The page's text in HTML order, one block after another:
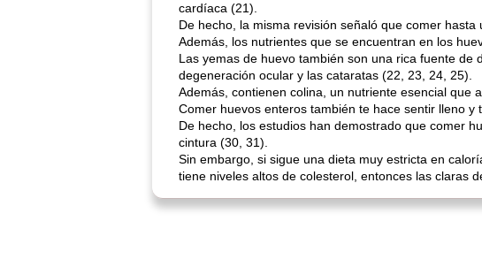
cardíaca (21).
De hecho, la misma revisión señaló que comer
Además, los nutrientes que se encuentran en los
Las yemas de huevo también son una rica fuente
degeneración ocular y las cataratas (22, 23, 24, 25).
Además, contienen colina, un nutriente esencial que
Comer huevos enteros también te hace sentir lleno
De hecho, los estudios han demostrado que comer
cintura (30, 31).
Sin embargo, si sigue una dieta muy estricta en
tiene niveles altos de colesterol, entonces las claras